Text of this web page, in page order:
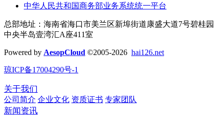
中华人民共和国商务部业务系统统一平台
总部地址：海南省海口市美兰区新埠街道康盛大道7号碧桂园
中央半岛壹湾汇A座411室
Powered by AesopCloud ©2005-2026 hai126.net
琼ICP备17004290号-1
关于我们
公司简介 企业文化 资质证书 专家团队
新闻资讯